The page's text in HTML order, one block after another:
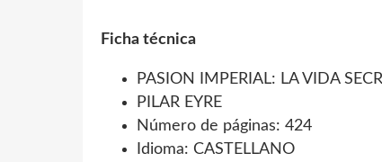
Ficha técnica
PASION IMPERIAL: LA VIDA
PILAR EYRE
Número de páginas: 424
Idioma: CASTELLANO